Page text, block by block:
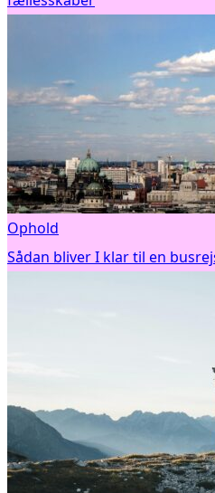
Ophold
Sådan bliver I klar til en